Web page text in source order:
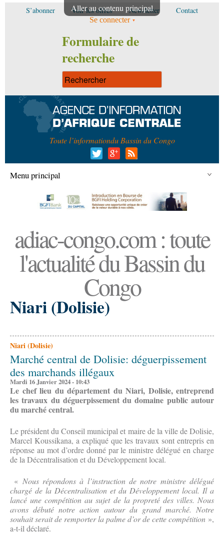
Aller au contenu principal
S’abonner Voir les offres Newsletter Contact
Se connecter
Formulaire de
recherche
Toute l’informationdu Bassin du Congo
Menu principal
adiac-congo.com : toute
l'actualité du Bassin du
Congo
Niari (Dolisie)
Niari (Dolisie)
Marché central de Dolisie: déguerpissement
des marchands illégaux
Mardi 16 Janvier 2024 - 10:43
Le chef lieu du département du Niari, Dolisie, entreprend
les travaux du déguerpissement du domaine public autour
du marché central.
Le président du Conseil municipal et maire de la ville de Dolisie,
Marcel Koussikana, a expliqué que les travaux sont entrepris en
réponse au mot d’ordre donné par le ministre délégué en charge
de la Décentralisation et du Développement local.
« Nous répondons à l’instruction de notre ministre délégué
chargé de la Décentralisation et du Développement local. Il a
lancé une compétition au sujet de la propreté des villes. Nous
avons débuté notre action autour du grand marché. Notre
souhait serait de remporter la palme d’or de cette compétition »,
a-t-il déclaré.